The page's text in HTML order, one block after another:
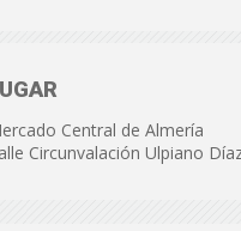
Central de Almería
Circunvalación Ulpiano